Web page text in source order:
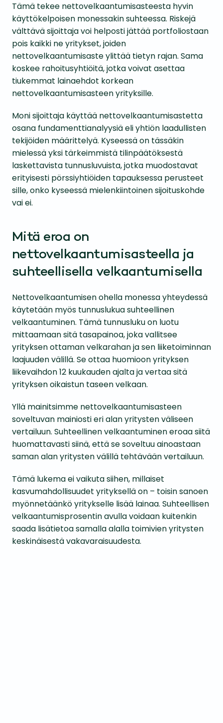
Tämä tekee nettovelkaantumisasteesta hyvin
käyttökelpoisen monessakin suhteessa. Riskejä
välttävä sijoittaja voi helposti jättää portfoliostaan
pois kaikki ne yritykset, joiden
nettovelkaantumisaste ylittää tietyn rajan. Sama
koskee rahoitusyhtiöitä, jotka voivat asettaa
tiukemmat lainaehdot korkean
nettovelkaantumisasteen yrityksille.
Moni sijoittaja käyttää nettovelkaantumisastetta
osana fundamenttianalyysiä eli yhtiön laadullisten
tekijöiden määrittelyä. Kyseessä on tässäkin
mielessä yksi tärkeimmistä tilinpäätöksestä
laskettavista tunnusluvuista, jotka muodostavat
erityisesti pörssiyhtiöiden tapauksessa perusteet
sille, onko kyseessä mielenkiintoinen sijoituskohde
vai ei.
Mitä eroa on
nettovelkaantumisasteella ja
suhteellisella velkaantumisella
Nettovelkaantumisen ohella monessa yhteydessä
käytetään myös tunnuslukua suhteellinen
velkaantuminen. Tämä tunnusluku on luotu
mittaamaan sitä tasapainoa, joka vallitsee
yrityksen ottaman velkarahan ja sen liiketoiminnan
laajuuden välillä. Se ottaa huomioon yrityksen
liikevaihdon 12 kuukauden ajalta ja vertaa sitä
yrityksen oikaistun taseen velkaan.
Yllä mainitsimme nettovelkaantumisasteen
soveltuvan mainiosti eri alan yritysten väliseen
vertailuun. Suhteellinen velkaantuminen eroaa siitä
huomattavasti siinä, että se soveltuu ainoastaan
saman alan yritysten välillä tehtävään vertailuun.
Tämä lukema ei vaikuta siihen, millaiset
kasvumahdollisuudet yrityksellä on – toisin sanoen
myönnetäänkö yritykselle lisää lainaa. Suhteellisen
velkaantumisprosentin avulla voidaan kuitenkin
saada lisätietoa samalla alalla toimivien yritysten
keskinäisestä vakavaraisuudesta.